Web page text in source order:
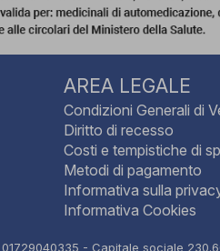
AREA LEGALE
Condizioni Generali di
Diritto di recesso
Costi e tempistiche di
Metodi di pagamento
Informativa sulla
Informativa Cookies
- Capitale sociale